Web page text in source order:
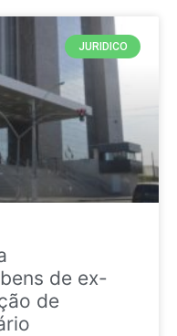
JURIDICO
de ex-
de